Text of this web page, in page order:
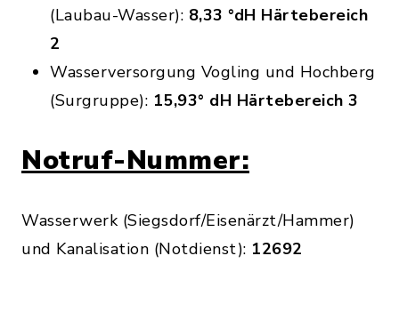
(Laubau-Wasser): 8,33 °dH Härtebereich
2
Wasserversorgung Vogling und Hochberg
(Surgruppe): 15,93° dH Härtebereich 3
Notruf-Nummer:
Wasserwerk (Siegsdorf/Eisenärzt/Hammer)
und Kanalisation (Notdienst): 12692